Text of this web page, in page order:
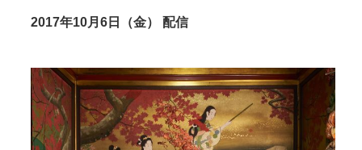
2017年10月6日（金） 配信